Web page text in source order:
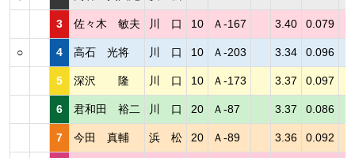
3 佐々木 敏夫 川 口 10 Ａ-167 3.40 0.079
○ 4 高石 光将 川 口 10 Ａ-203 3.34 0.096
5 深沢 隆 川 口 10 Ａ-173 3.37 0.097
6 君和田 裕二 川 口 20 Ａ-87 3.37 0.086
7 今田 真輔 浜 松 20 Ａ-89 3.36 0.092